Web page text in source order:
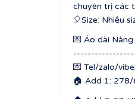
chuyên trị các
🎈Size: Nhiều
💌 Áo dài
💌 Tel/zalo/
🏠 Add 1: